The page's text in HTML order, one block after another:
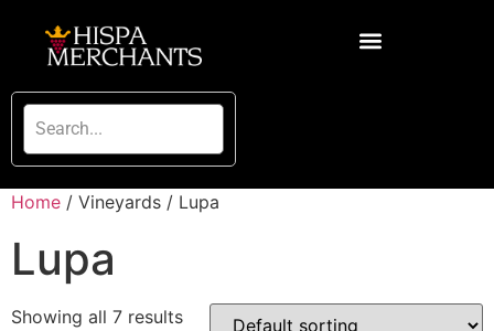
Home / Vineyards / Lupa
Lupa
Showing all 7 results